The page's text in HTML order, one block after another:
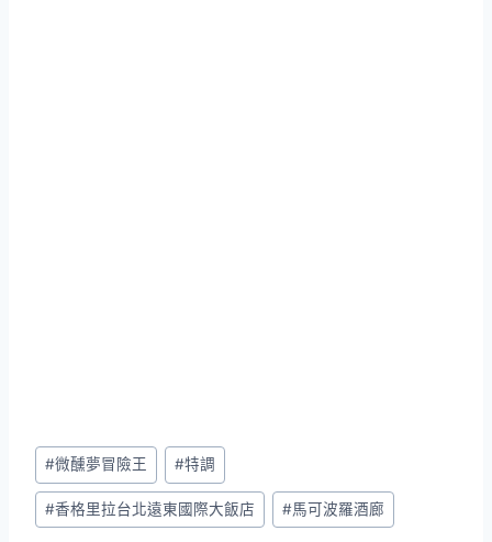
Post
Tags:
#微醺夢冒險王 #特調
#香格里拉台北遠東國際大飯店 #馬可波羅酒廊